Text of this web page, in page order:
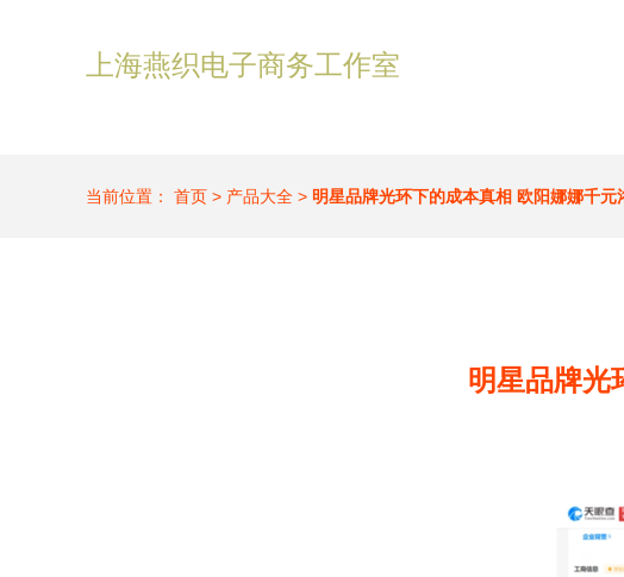
上海燕织电子商务工作室
当前位置： 首页 > 产品大全 > 明星品牌光环下的成本真相 欧阳娜娜千元
明星品牌光